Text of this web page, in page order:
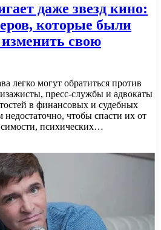
даже звезд кино:
которые были
свою
легко могут обратиться против
пресс-службы и адвокаты
в финансовых и судебных
недостаточно, чтобы спасти их от
психических…